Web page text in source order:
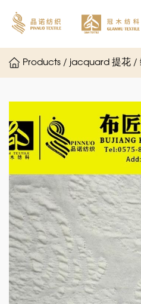
Products / jacquard 提花 /